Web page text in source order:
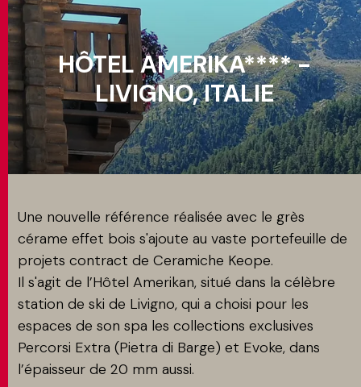
MAGAZINE
CONTACTS
MATCH APP
RECHERCHE
ESPACE RÉSERVÉ
HÔTEL AMERIKA**** -
LIVIGNO, ITALIE
Une nouvelle référence réalisée avec le grès
cérame effet bois s'ajoute au vaste portefeuille de
projets contract de Ceramiche Keope.
Il s'agit de l’Hôtel Amerikan, situé dans la célèbre
station de ski de Livigno, qui a choisi pour les
espaces de son spa les collections exclusives
Percorsi Extra (Pietra di Barge) et Evoke, dans
l’épaisseur de 20 mm aussi.